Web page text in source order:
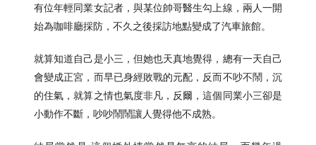
有位年輕同業女記者，與某位帥哥醫生勾上線，兩人一開
始為咖啡廳採防，不久之後採訪地點變成了汽車旅館。
就算知道自己是小三，但她也天真地覺得，總有一天自己
會變成正宮，而早已身經敗戰的元配，反而不吵不鬧，沉
的住氣，就算之情也氣度非凡，反爾，這個同業小三卻是
小動作不斷，吵吵鬧鬧讓人覺得他不成熟。